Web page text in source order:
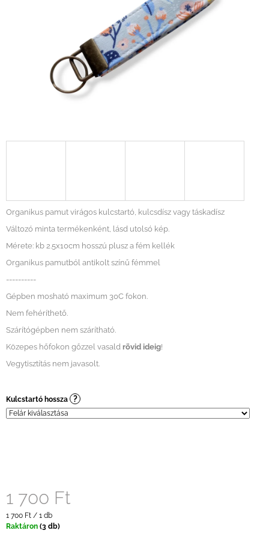
Organikus pamut virágos kulcstartó, kulcsdísz vagy táskadísz
Változó minta termékenként, lásd utolsó kép.
Mérete: kb 2.5x10cm hosszú plusz a fém kellék
Organikus pamutból antikolt színű fémmel
----------
Gépben mosható maximum 30C fokon.
Nem fehéríthető.
Szárítógépben nem szárítható.
Közepes hőfokon gőzzel vasald rövid ideig!
Vegytisztítás nem javasolt.
Kulcstartó hossza ?
1 700 Ft
Egységár:
1 700 Ft / 1 db
Raktáron (3 db)